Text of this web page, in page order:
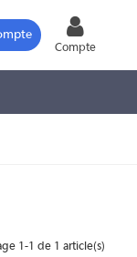
Compte
1-1 de 1 article(s)